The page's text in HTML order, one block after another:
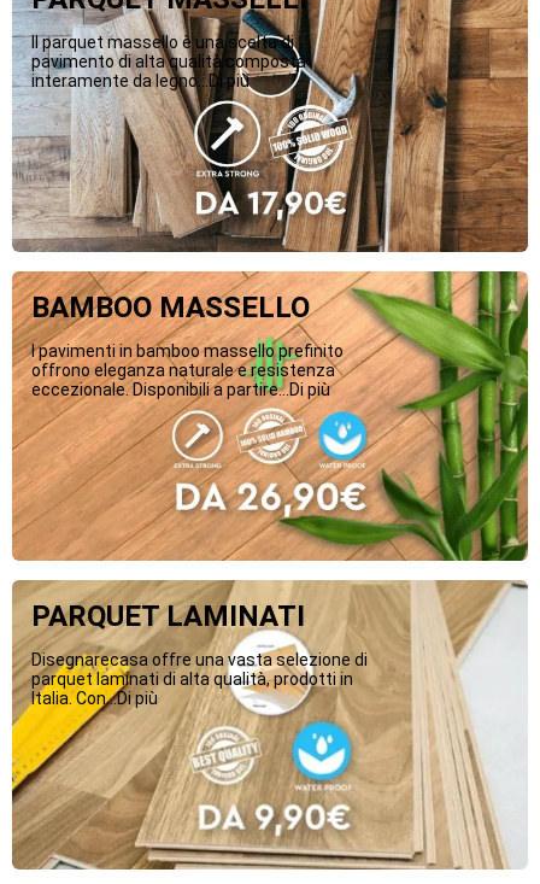
Il parquet massello è una scelta di
pavimento di alta qualità composta
interamente da legno...Di più
BAMBOO MASSELLO
I pavimenti in bamboo massello prefinito
offrono eleganza naturale e resistenza
eccezionale. Disponibili a partire...Di più
PARQUET LAMINATI
Disegnarecasa offre una vasta selezione di
parquet laminati di alta qualità, prodotti in
Italia. Con...Di più